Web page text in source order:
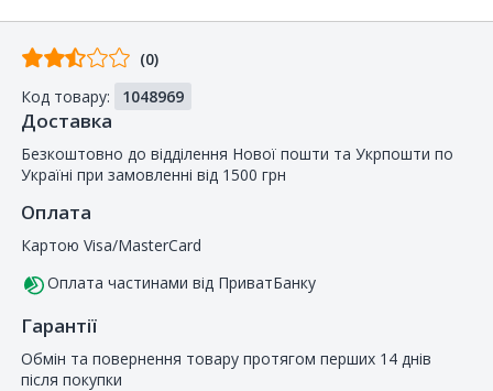
Відгуків
покупців
(0)
Код товару:
1048969
Доставка
Безкоштовно до відділення Нової пошти та Укрпошти по
Україні при замовленні від 1500 грн
Оплата
Картою Visa/MasterCard
Оплата частинами від ПриватБанку
Гарантії
Обмін та повернення товару протягом перших 14 днів
після покупки